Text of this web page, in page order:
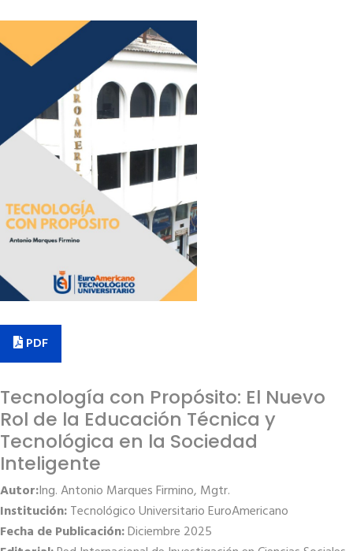
PDF
Tecnología con Propósito: El Nuevo
Rol de la Educación Técnica y
Tecnológica en la Sociedad
Inteligente
Autor:Ing. Antonio Marques Firmino, Mgtr.
Institución:Tecnológico Universitario EuroAmericano
Fecha de Publicación:Diciembre 2025